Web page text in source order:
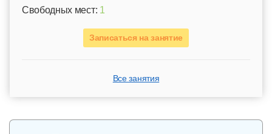
Свободных мест: 1
Записаться на занятие
Все занятия